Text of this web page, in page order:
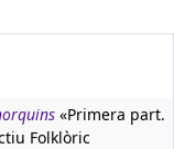
«Primera part.
Folklòric